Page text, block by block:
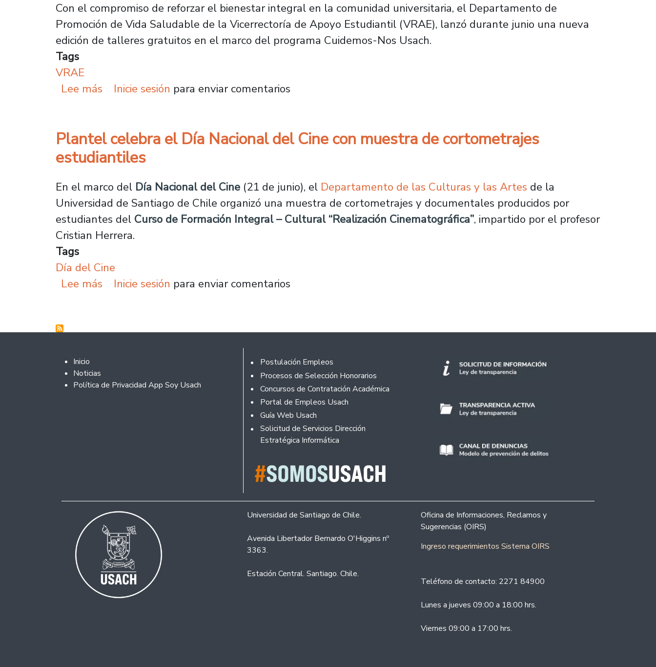
Con el compromiso de reforzar el bienestar integral en la comunidad universitaria, el Departamento de
Promoción de Vida Saludable de la Vicerrectoría de Apoyo Estudiantil (VRAE), lanzó durante junio una nueva
edición de talleres gratuitos en el marco del programa Cuidemos-Nos Usach.
Tags
VRAE
Lee más sobre Inicia nueva edición de talleres de autocuidado y salud mental en la comunidad Usach
Inicie sesión para enviar comentarios
Plantel celebra el Día Nacional del Cine con muestra de cortometrajes
estudiantiles
En el marco del Día Nacional del Cine (21 de junio), el Departamento de las Culturas y las Artes de la
Universidad de Santiago de Chile organizó una muestra de cortometrajes y documentales producidos por
estudiantes del Curso de Formación Integral – Cultural “Realización Cinematográfica”, impartido por el profesor
Cristian Herrera.
Tags
Día del Cine
Lee más sobre Plantel celebra el Día Nacional del Cine con muestra de cortometrajes estudiantiles
Inicie sesión para enviar comentarios
Footer 2
Inicio
Noticias
Política de Privacidad App Soy Usach
Footer
Postulación Empleos
Procesos de Selección Honorarios
Concursos de Contratación Académica
Portal de Empleos Usach
Guía Web Usach
Solicitud de Servicios Dirección
Estratégica Informática
Universidad de Santiago de Chile.
Avenida Libertador Bernardo O'Higgins nº
3363.
Estación Central. Santiago. Chile.
Oficina de Informaciones, Reclamos y
Sugerencias (OIRS)
Ingreso requerimientos Sistema OIRS
Teléfono de contacto: 2271 84900
Lunes a jueves 09:00 a 18:00 hrs.
Viernes 09:00 a 17:00 hrs.